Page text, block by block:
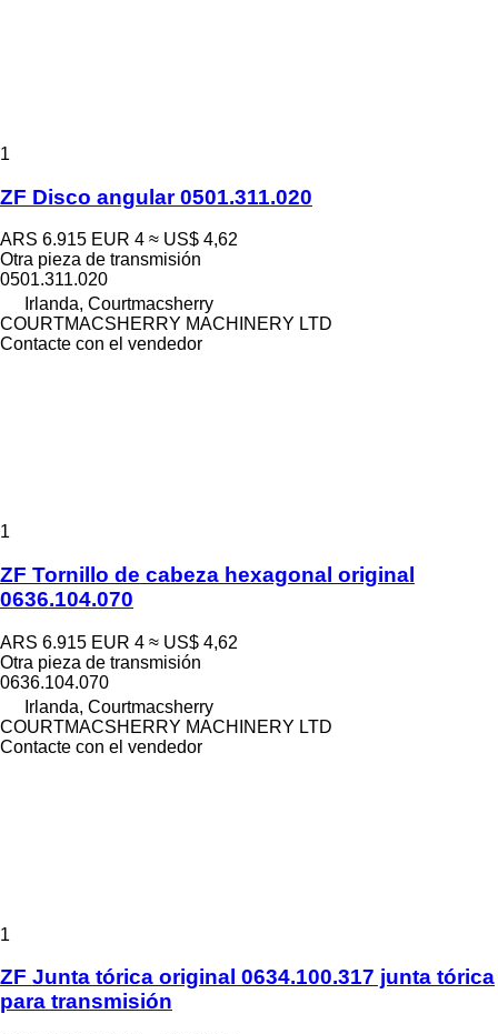
1
ZF Disco angular 0501.311.020
ARS 6.915 EUR 4 ≈ US$ 4,62
Otra pieza de transmisión
0501.311.020
Irlanda, Courtmacsherry
COURTMACSHERRY MACHINERY LTD
Contacte con el vendedor
1
ZF Tornillo de cabeza hexagonal original
0636.104.070
ARS 6.915 EUR 4 ≈ US$ 4,62
Otra pieza de transmisión
0636.104.070
Irlanda, Courtmacsherry
COURTMACSHERRY MACHINERY LTD
Contacte con el vendedor
1
ZF Junta tórica original 0634.100.317 junta tórica
para transmisión